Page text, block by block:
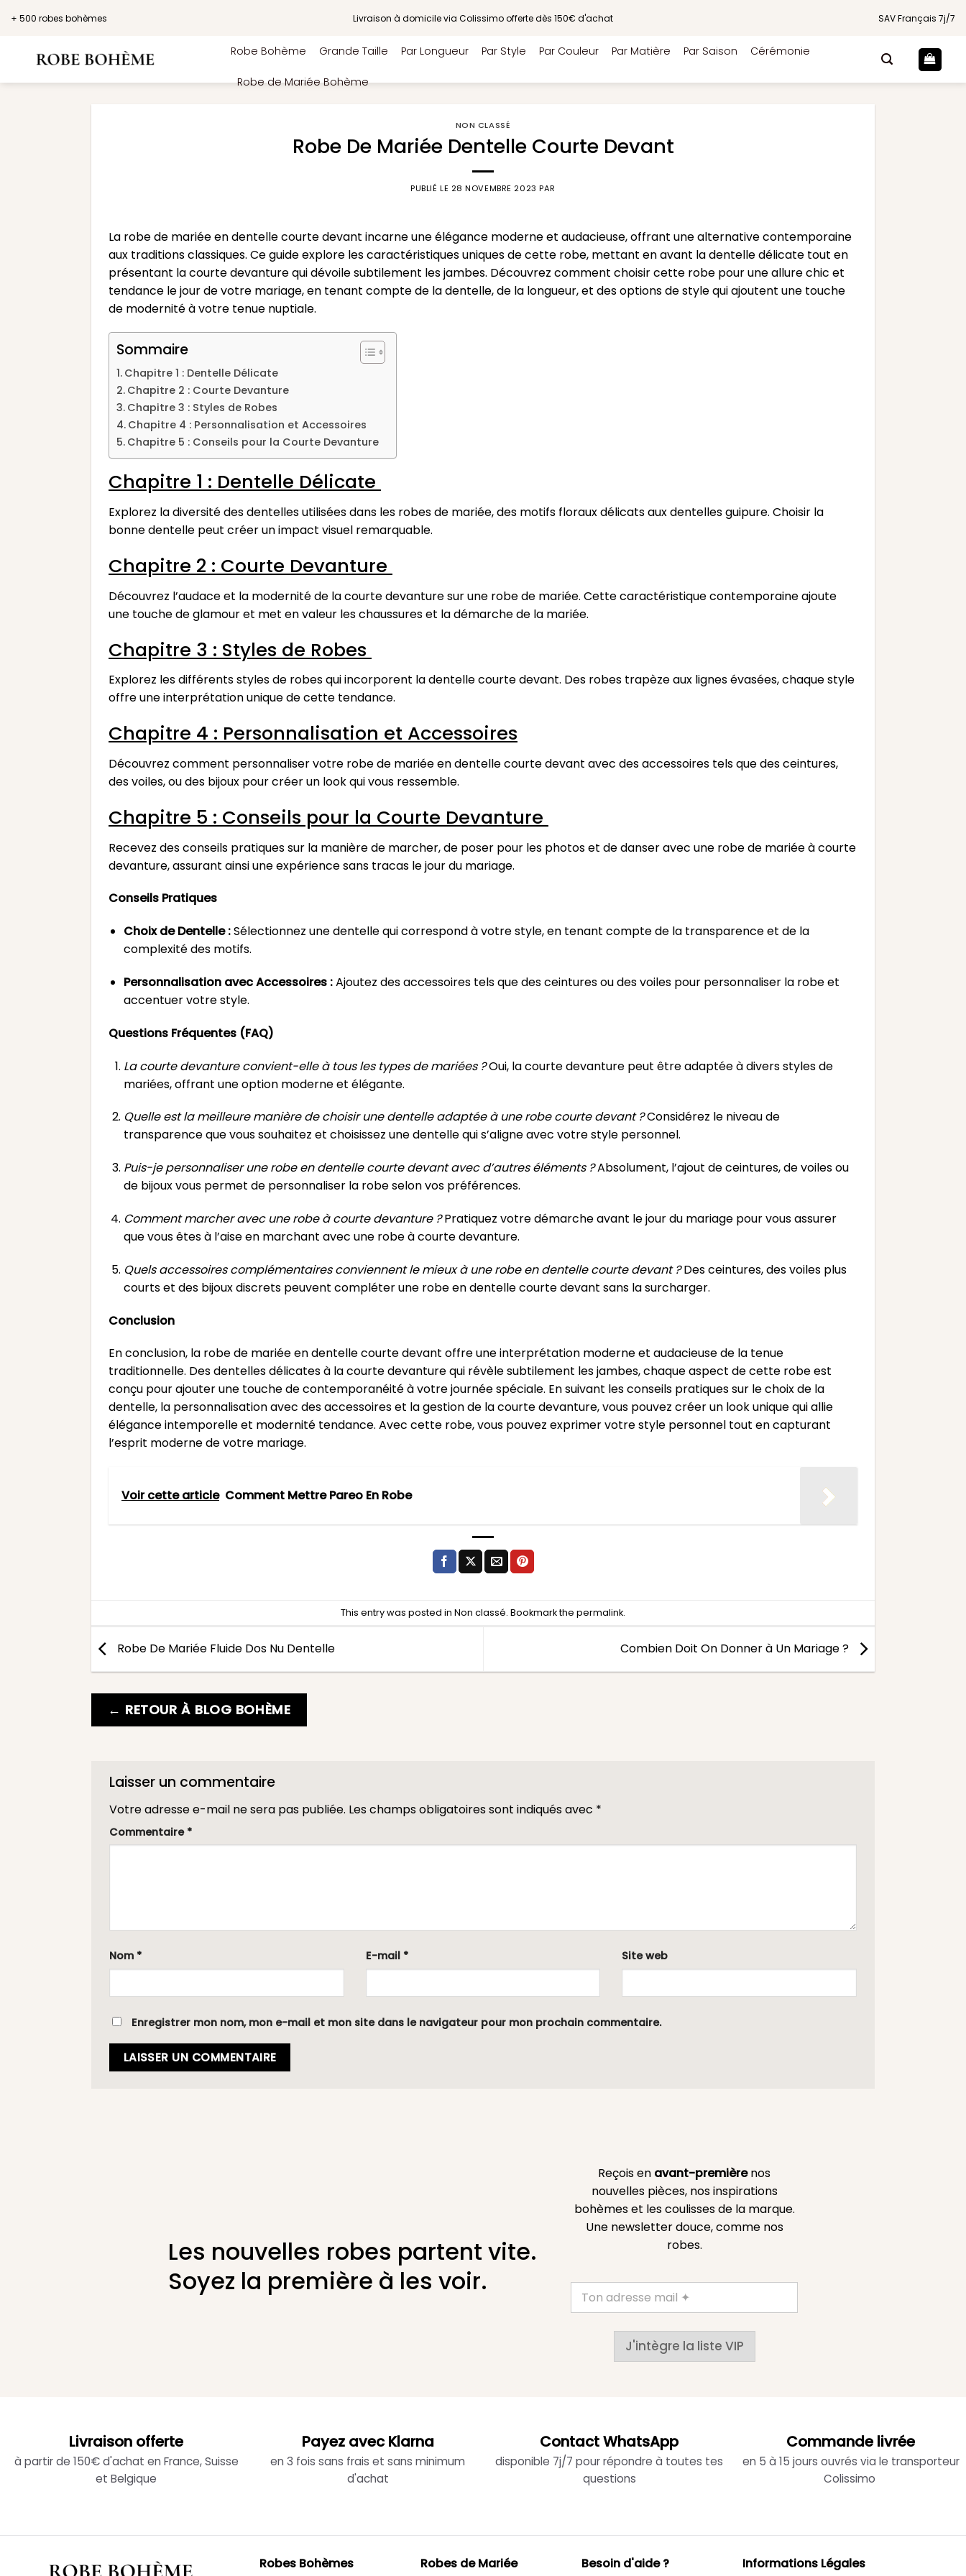
+ 500 robes bohèmes Livraison à domicile via Colissimo offerte dès 150€ d'achat SAV Français 7j/7
Robe Bohème Grande Taille Par Longueur Par Style Par Couleur Par Matière Par Saison Cérémonie
Robe de Mariée Bohème
NON CLASSÉ
Robe De Mariée Dentelle Courte Devant
PUBLIÉ LE 28 NOVEMBRE 2023 PAR
La robe de mariée en dentelle courte devant incarne une élégance moderne et audacieuse, offrant une alternative contemporaine
aux traditions classiques. Ce guide explore les caractéristiques uniques de cette robe, mettant en avant la dentelle délicate tout en
présentant la courte devanture qui dévoile subtilement les jambes. Découvrez comment choisir cette robe pour une allure chic et
tendance le jour de votre mariage, en tenant compte de la dentelle, de la longueur, et des options de style qui ajoutent une touche
de modernité à votre tenue nuptiale.
Sommaire
Chapitre 1 : Dentelle Délicate
Chapitre 2 : Courte Devanture
Chapitre 3 : Styles de Robes
Chapitre 4 : Personnalisation et Accessoires
Chapitre 5 : Conseils pour la Courte Devanture
Chapitre 1 : Dentelle Délicate
Explorez la diversité des dentelles utilisées dans les robes de mariée, des motifs floraux délicats aux dentelles guipure. Choisir la
bonne dentelle peut créer un impact visuel remarquable.
Chapitre 2 : Courte Devanture
Découvrez l’audace et la modernité de la courte devanture sur une robe de mariée. Cette caractéristique contemporaine ajoute
une touche de glamour et met en valeur les chaussures et la démarche de la mariée.
Chapitre 3 : Styles de Robes
Explorez les différents styles de robes qui incorporent la dentelle courte devant. Des robes trapèze aux lignes évasées, chaque style
offre une interprétation unique de cette tendance.
Chapitre 4 : Personnalisation et Accessoires
Découvrez comment personnaliser votre robe de mariée en dentelle courte devant avec des accessoires tels que des ceintures,
des voiles, ou des bijoux pour créer un look qui vous ressemble.
Chapitre 5 : Conseils pour la Courte Devanture
Recevez des conseils pratiques sur la manière de marcher, de poser pour les photos et de danser avec une robe de mariée à courte
devanture, assurant ainsi une expérience sans tracas le jour du mariage.
Conseils Pratiques
Choix de Dentelle :Sélectionnez une dentelle qui correspond à votre style, en tenant compte de la transparence et de la
complexité des motifs.
Personnalisation avec Accessoires :Ajoutez des accessoires tels que des ceintures ou des voiles pour personnaliser la robe et
accentuer votre style.
Questions Fréquentes (FAQ)
La courte devanture convient-elle à tous les types de mariées ?Oui, la courte devanture peut être adaptée à divers styles de
mariées, offrant une option moderne et élégante.
Quelle est la meilleure manière de choisir une dentelle adaptée à une robe courte devant ?Considérez le niveau de
transparence que vous souhaitez et choisissez une dentelle qui s’aligne avec votre style personnel.
Puis-je personnaliser une robe en dentelle courte devant avec d’autres éléments ?Absolument, l’ajout de ceintures, de voiles ou
de bijoux vous permet de personnaliser la robe selon vos préférences.
Comment marcher avec une robe à courte devanture ?Pratiquez votre démarche avant le jour du mariage pour vous assurer
que vous êtes à l’aise en marchant avec une robe à courte devanture.
Quels accessoires complémentaires conviennent le mieux à une robe en dentelle courte devant ?Des ceintures, des voiles plus
courts et des bijoux discrets peuvent compléter une robe en dentelle courte devant sans la surcharger.
Conclusion
En conclusion, la robe de mariée en dentelle courte devant offre une interprétation moderne et audacieuse de la tenue
traditionnelle. Des dentelles délicates à la courte devanture qui révèle subtilement les jambes, chaque aspect de cette robe est
conçu pour ajouter une touche de contemporanéité à votre journée spéciale. En suivant les conseils pratiques sur le choix de la
dentelle, la personnalisation avec des accessoires et la gestion de la courte devanture, vous pouvez créer un look unique qui allie
élégance intemporelle et modernité tendance. Avec cette robe, vous pouvez exprimer votre style personnel tout en capturant
l’esprit moderne de votre mariage.
Voir cette article Comment Mettre Pareo En Robe
This entry was posted in Non classé. Bookmark the permalink.
Robe De Mariée Fluide Dos Nu Dentelle Combien Doit On Donner à Un Mariage ?
← RETOUR À BLOG BOHÈME
Laisser un commentaire
Votre adresse e-mail ne sera pas publiée. Les champs obligatoires sont indiqués avec *
Commentaire *
Nom * E-mail * Site web
Enregistrer mon nom, mon e-mail et mon site dans le navigateur pour mon prochain commentaire.
Les nouvelles robes partent vite.
Soyez la première à les voir.
Reçois en avant-premièrenos
nouvelles pièces, nos inspirations
bohèmes et les coulisses de la marque.
Une newsletter douce, comme nos
robes.
J'intègre la liste VIP
Livraison offerte
à partir de 150€ d'achat en France, Suisse
et Belgique
Payez avec Klarna
en 3 fois sans frais et sans minimum
d'achat
Contact WhatsApp
disponible 7j/7 pour répondre à toutes tes
questions
Commande livrée
en 5 à 15 jours ouvrés via le transporteur
Colissimo
Robes Bohèmes Robes de Mariée Besoin d'aide ? Informations Légales